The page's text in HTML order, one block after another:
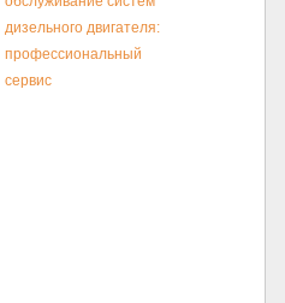
дизельного двигателя:
профессиональный
сервис